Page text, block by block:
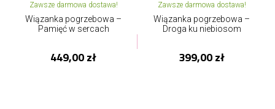
Zawsze darmowa dostawa!
Wiązanka pogrzebowa –
Pamięć w sercach
449,00 zł
Zawsze darmowa dostawa!
Wiązanka pogrzebowa –
Droga ku niebiosom
399,00 zł